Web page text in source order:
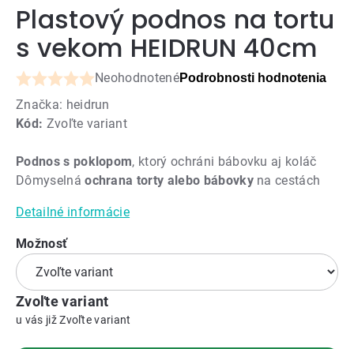
Plastový podnos na tortu
s vekom HEIDRUN 40cm
Kód: Zvoľte variant
Priemerné
hodnotenie
produktu
0,0
z
hviezdičiek.
NeohodnotenéPodrobnosti hodnotenia
Značka: heidrun
Možnosť
Podnos s poklopom, ktorý ochráni bábovku aj koláč
Dômyselnáochrana torty alebo bábovkyna cestách
Detailné informácie
Zvoľte variant
Zvoľte variant